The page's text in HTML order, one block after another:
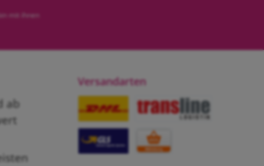
mit ihnen
ab
Versandarten
DHL transline LOGISTIK